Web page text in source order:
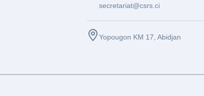
secretariat@csrs.ci
Yopougon KM 17, Abidjan